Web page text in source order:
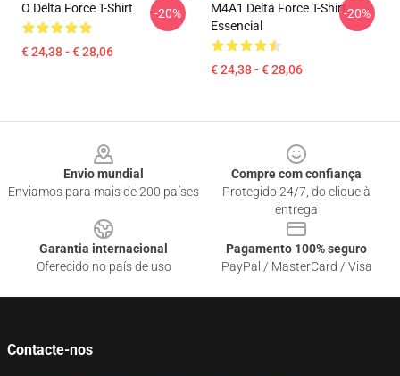
O Delta Force T-Shirt
€ 24,38 - € 28,06
-20%
M4A1 Delta Force T-Shirt
Essencial
€ 24,38 - € 28,06
-20%
Envio mundial
Enviamos para mais de 200 países
Compre com confiança
Protegido 24/7, do clique à
entrega
Garantia internacional
Oferecido no país de uso
Pagamento 100% seguro
PayPal / MasterCard / Visa
Contacte-nos